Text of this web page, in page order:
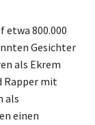
etwa 800.000
Gesichter
als Ekrem
Rapper mit
als
einen